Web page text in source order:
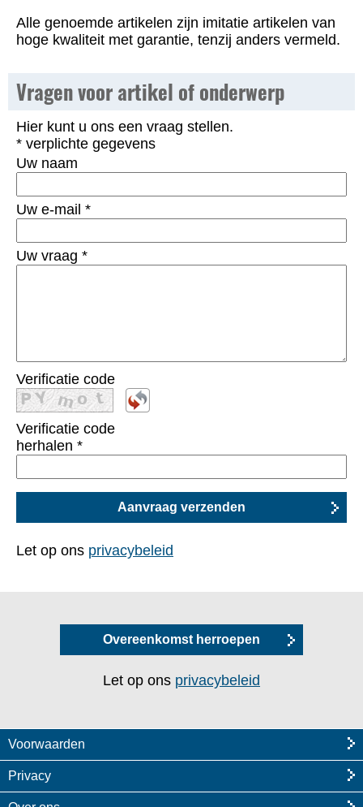
Alle genoemde artikelen zijn imitatie artikelen van
hoge kwaliteit met garantie, tenzij anders vermeld.
Vragen voor artikel of onderwerp
Hier kunt u ons een vraag stellen.
* verplichte gegevens
Uw naam
Uw e-mail *
Uw vraag *
Verificatie code
Verificatie code
herhalen *
Let op ons privacybeleid
Overeenkomst herroepen
Let op ons privacybeleid
Voorwaarden
Privacy